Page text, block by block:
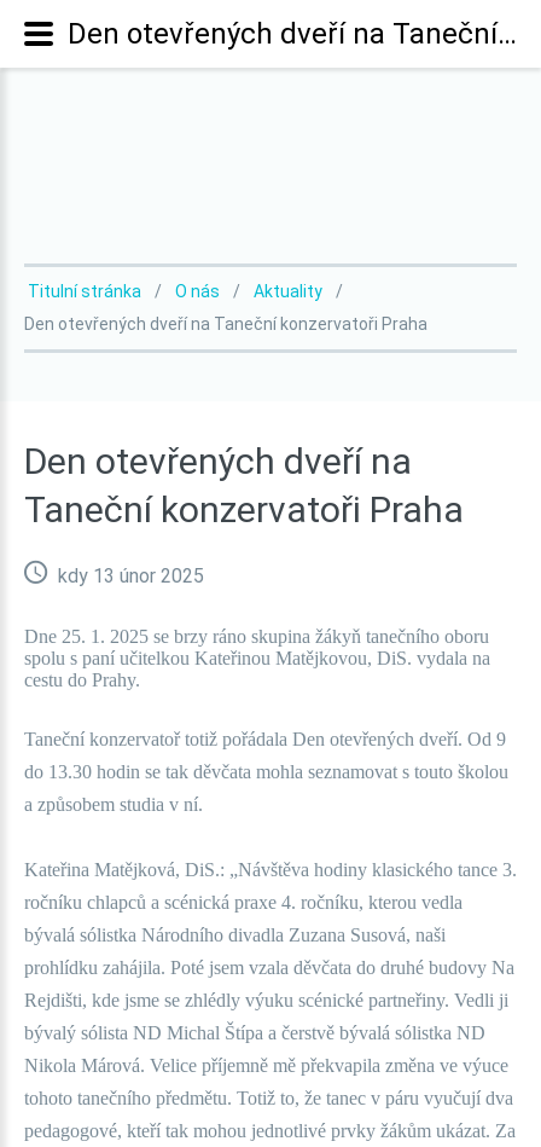
Titulní stránka O nás
Aktuality
Den otevřených dveří na Taneční konzervatoři Praha
Den otevřených dveří na
Taneční konzervatoři Praha
kdy 13 únor 2025
Dne 25. 1. 2025 se brzy ráno skupina žákyň tanečního oboru
spolu s paní učitelkou Kateřinou Matějkovou, DiS. vydala na
cestu do Prahy.
Taneční konzervatoř totiž pořádala Den otevřených dveří. Od 9
do 13.30 hodin se tak děvčata mohla seznamovat s touto školou
a způsobem studia v ní.
Kateřina Matějková, DiS.: „Návštěva hodiny klasického tance 3.
ročníku chlapců a scénická praxe 4. ročníku, kterou vedla
bývalá sólistka Národního divadla Zuzana Susová, naši
prohlídku zahájila. Poté jsem vzala děvčata do druhé budovy Na
Rejdišti, kde jsme se zhlédly výuku scénické partneřiny. Vedli ji
bývalý sólista ND Michal Štípa a čerstvě bývalá sólistka ND
Nikola Márová. Velice příjemně mě překvapila změna ve výuce
tohoto tanečního předmětu. Totiž to, že tanec v páru vyučují dva
pedagogové, kteří tak mohou jednotlivé prvky žákům ukázat. Za
Den otevřených dveří na Taneční konzervatoři Praha